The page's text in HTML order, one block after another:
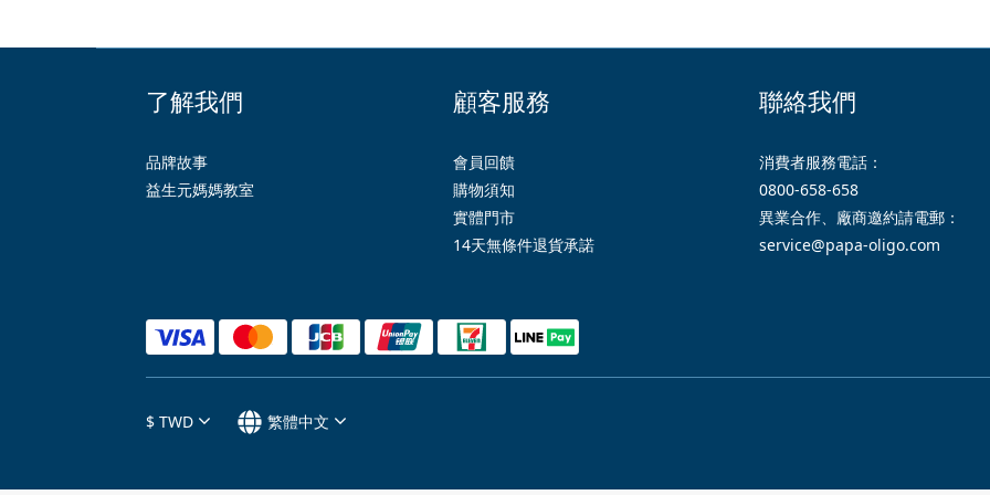
了解我們
品牌故事
益生元媽媽教室
顧客服務
會員回饋
購物須知
實體門市
14天無條件退貨承諾
聯絡我們
消費者服務電話：
0800-658-658
異業合作、廠商邀約請電郵：
service@papa-oligo.com
$ TWD 繁體中文